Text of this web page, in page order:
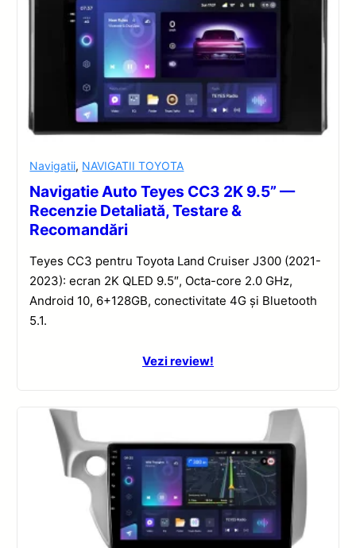
Navigatii, NAVIGATII TOYOTA
Navigatie Auto Teyes CC3 2K 9.5” —
Recenzie Detaliată, Testare &
Recomandări
Teyes CC3 pentru Toyota Land Cruiser J300 (2021-
2023): ecran 2K QLED 9.5″, Octa-core 2.0 GHz,
Android 10, 6+128GB, conectivitate 4G și Bluetooth
5.1.
Vezi review!